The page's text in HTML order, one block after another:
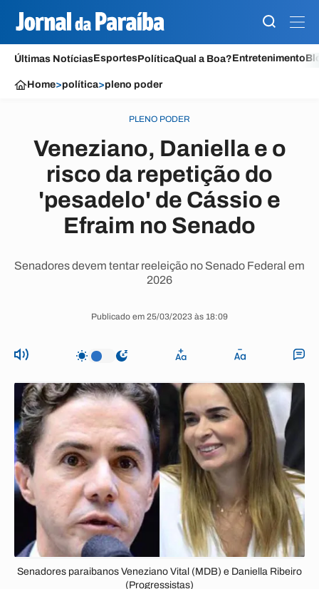
Últimas NotíciasEsportesPolíticaQual a Boa?Entretenimento
Home>política>pleno poder
PLENO PODER
Veneziano, Daniella e o
risco da repetição do
'pesadelo' de Cássio e
Efraim no Senado
Senadores devem tentar reeleição no Senado Federal em
2026
Publicado em 25/03/2023 às 18:09
Senadores paraibanos Veneziano Vital (MDB) e Daniella Ribeiro
(Progressistas)